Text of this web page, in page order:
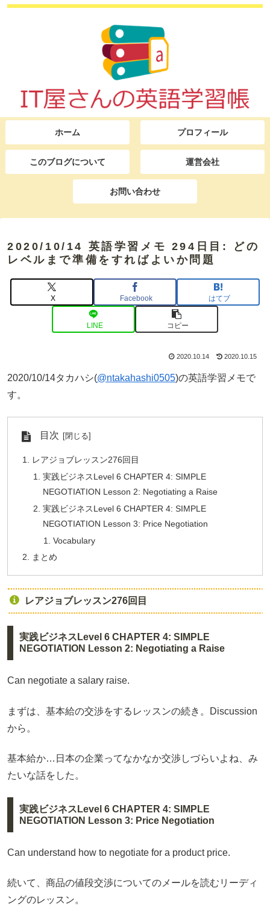
ホーム プロフィール
このブログについて 運営会社
お問い合わせ
2020/10/14 英語学習メモ 294日目: どの
レベルまで準備をすればよいか問題
X Facebook はてブ
LINE コピー
2020.10.14 2020.10.15
2020/10/14タカハシ(@ntakahashi0505)の英語学習メモで
す。
目次
レアジョブレッスン276回目
実践ビジネスLevel 6 CHAPTER 4: SIMPLE
NEGOTIATION Lesson 2: Negotiating a Raise
実践ビジネスLevel 6 CHAPTER 4: SIMPLE
NEGOTIATION Lesson 3: Price Negotiation
Vocabulary
まとめ
レアジョブレッスン276回目
実践ビジネスLevel 6 CHAPTER 4: SIMPLE
NEGOTIATION Lesson 2: Negotiating a Raise
Can negotiate a salary raise.
まずは、基本給の交渉をするレッスンの続き。Discussion
から。
基本給か…日本の企業ってなかなか交渉しづらいよね、み
たいな話をした。
実践ビジネスLevel 6 CHAPTER 4: SIMPLE
NEGOTIATION Lesson 3: Price Negotiation
Can understand how to negotiate for a product price.
続いて、商品の値段交渉についてのメールを読むリーディ
ングのレッスン。